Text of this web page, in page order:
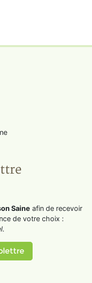
Saine afin de recevoir
de votre choix :
.